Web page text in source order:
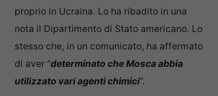
proprio in Ucraina. Lo ha ribadito in una
nota il Dipartimento di Stato americano. Lo
stesso che, in un comunicato, ha affermato
di aver “determinato che Mosca abbia
utilizzato vari agenti chimici“.